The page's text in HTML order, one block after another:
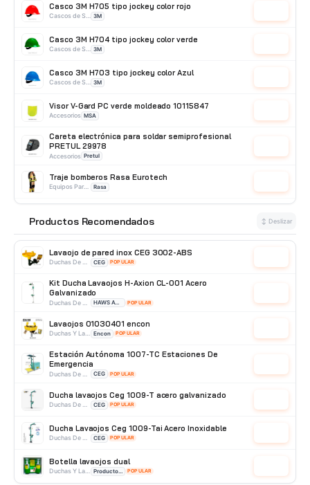
Casco 3M H705 tipo jockey color rojo
3M
Casco 3M H704 tipo jockey color verde
3M
Casco 3M H703 tipo jockey color Azul
3M
Visor V-Gard PC verde moldeado 10115847
Accesorios MSA
Careta electrónica para soldar semiprofesional
PRETUL 29978
Accesorios Pretul
Traje bomberos Rasa Eurotech
Rasa
Equipos Para Bombero FEM
Productos Recomendados ↕ Deslizar
Lavaojo de pared inox CEG 3002-ABS
CEG POPULAR
Kit Ducha Lavaojos H-Axion CL-001 Acero
Galvanizado
HAWS AVLIS POPULAR
Lavaojos 01030401 encon
Encon POPULAR
Estación Autónoma 1007-TC Estaciones De
Emergencia
CEG POPULAR
Ducha lavaojos Ceg 1009-T acero galvanizado
CEG POPULAR
Ducha Lavaojos Ceg 1009-Tai Acero Inoxidable
CEG POPULAR
Botella lavaojos dual
POPULAR